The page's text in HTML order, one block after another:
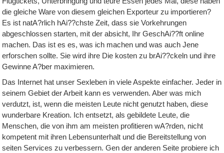
die gleiche Ware von diesem gleichen Exporteur zu importieren?
Es ist natA?rlich hAi??chste Zeit, dass sie Vorkehrungen
abgeschlossen starten, mit der absicht, Ihr GeschAi??ft online
machen. Das ist es es, was ich machen und was auch Jene
erforschen sollte. Sie wird ihre Die kosten zu brAi??ckeln und ihre
Gewinne A?ber maximieren.
Das Internet hat unser Sexleben in viele Aspekte einfacher. Jeder in
seinem Gebiet der Arbeit kann es verwenden. Aber was mich
verdutzt, ist, wenn die meisten Leute nicht genutzt haben, diese
wunderbare Kreation. Ich entsetzt, als gebildete Leute, die
Menschen, die von ihm am meisten profitieren wA?rden, nicht
kompetent mit ihren Lebensunterhalt und die Bereitstellung von
seiten Services zu verbessern. Gen der anderen Seite probiere ich